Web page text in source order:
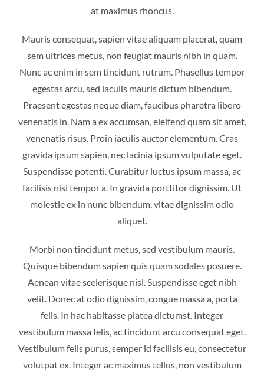
at maximus rhoncus.
Mauris consequat, sapien vitae aliquam placerat, quam
sem ultrices metus, non feugiat mauris nibh in quam.
Nunc ac enim in sem tincidunt rutrum. Phasellus tempor
egestas arcu, sed iaculis mauris dictum bibendum.
Praesent egestas neque diam, faucibus pharetra libero
venenatis in. Nam a ex accumsan, eleifend quam sit amet,
venenatis risus. Proin iaculis auctor elementum. Cras
gravida ipsum sapien, nec lacinia ipsum vulputate eget.
Suspendisse potenti. Curabitur luctus ipsum massa, ac
facilisis nisi tempor a. In gravida porttitor dignissim. Ut
molestie ex in nunc bibendum, vitae dignissim odio
aliquet.
Morbi non tincidunt metus, sed vestibulum mauris.
Quisque bibendum sapien quis quam sodales posuere.
Aenean vitae scelerisque nisl. Suspendisse eget nibh
velit. Donec at odio dignissim, congue massa a, porta
felis. In hac habitasse platea dictumst. Integer
vestibulum massa felis, ac tincidunt arcu consequat eget.
Vestibulum felis purus, semper id facilisis eu, consectetur
volutpat ex. Integer ac maximus tellus, non vestibulum